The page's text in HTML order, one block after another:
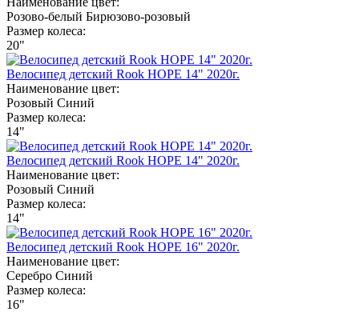
Розово-белый Бирюзово-розовый
Размер колеса:
20"
Велосипед детский Rook HOPE 14" 2020г.
Наименование цвет:
Розовый Синий
Размер колеса:
14"
Велосипед детский Rook HOPE 14" 2020г.
Наименование цвет:
Розовый Синий
Размер колеса:
14"
Велосипед детский Rook HOPE 16" 2020г.
Наименование цвет:
Серебро Синий
Размер колеса:
16"